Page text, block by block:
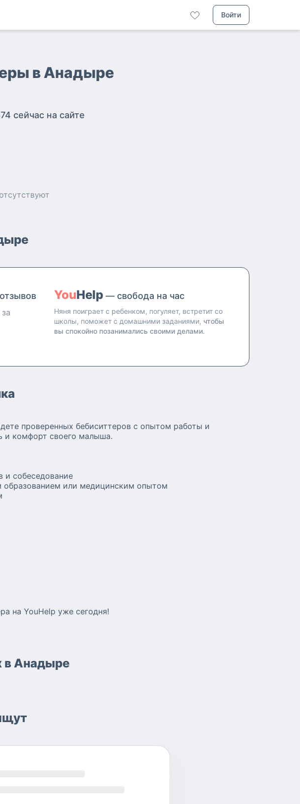
Войти
в Анадыре
сейчас на сайте
отсутствуют
YouHelp — свобода на час
Няня поиграет с ребенком, погуляет, встретит со
школы, поможет с домашними заданиями, чтобы
вы спокойно позанимались своими делами.
проверенных бебиситтеров с опытом работы и
и комфорт своего малыша.
и собеседование
образованием или медицинским опытом
на YouHelp уже сегодня!
в Анадыре